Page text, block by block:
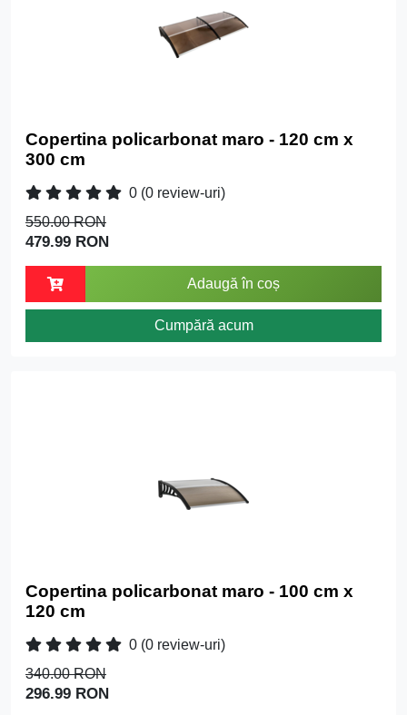
Copertina policarbonat maro - 120 cm x
300 cm
0 (0 review-uri)
550.00 RON
479.99 RON
Adaugă în coș
Cumpără acum
Copertina policarbonat maro - 100 cm x
120 cm
0 (0 review-uri)
340.00 RON
296.99 RON